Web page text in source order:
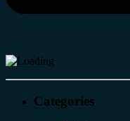
Categories